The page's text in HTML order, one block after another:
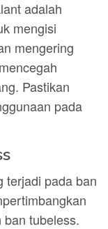
adalah
mengisi
mengering
Pastikan
pada
terjadi pada ban
tubeless.